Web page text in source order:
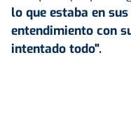
lo que estaba en
entendimiento con
intentado todo".